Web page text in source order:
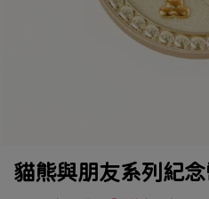
貓熊與朋友系列紀念